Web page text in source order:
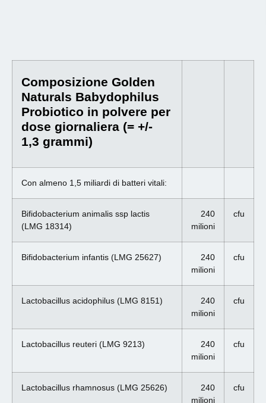
Composizione Golden
Naturals Babydophilus
Probiotico in polvere per
dose giornaliera (= +/-
1,3 grammi)
Con almeno 1,5 miliardi di batteri vitali:
Bifidobacterium animalis ssp lactis
(LMG 18314)
240
milioni
cfu
Bifidobacterium infantis (LMG 25627)
240
milioni
cfu
Lactobacillus acidophilus (LMG 8151)
240
milioni
cfu
Lactobacillus reuteri (LMG 9213)
240
milioni
cfu
Lactobacillus rhamnosus (LMG 25626)
240
milioni
cfu